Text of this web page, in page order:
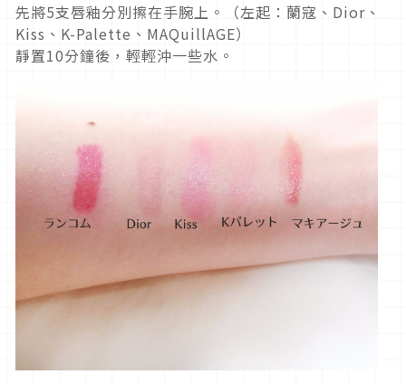
先將5支唇釉分別擦在手腕上。（左起：蘭寇、Dior、
Kiss、K-Palette、MAQuillAGE）
靜置10分鐘後，輕輕沖一些水。